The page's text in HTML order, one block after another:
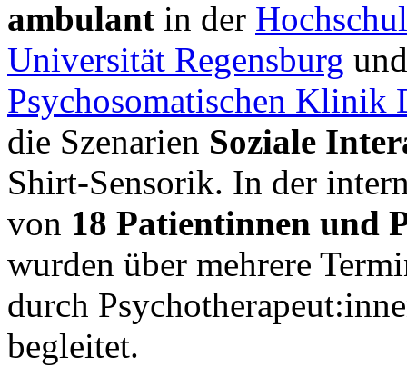
ambulant in der
Universität Regensburg
Psychosomatischen Klinik
die Szenarien Soziale
Shirt-Sensorik. In der
von 18 Patientinnen und
wurden über mehrere
durch
begleitet.